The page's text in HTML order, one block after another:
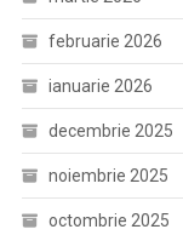
februarie 2026
ianuarie 2026
decembrie 2025
noiembrie 2025
octombrie 2025